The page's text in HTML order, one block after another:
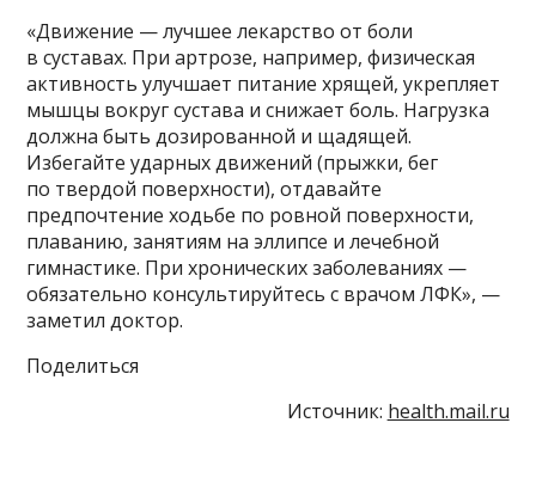
«Движение — лучшее лекарство от боли
в суставах. При артрозе, например, физическая
активность улучшает питание хрящей, укрепляет
мышцы вокруг сустава и снижает боль. Нагрузка
должна быть дозированной и щадящей.
Избегайте ударных движений (прыжки, бег
по твердой поверхности), отдавайте
предпочтение ходьбе по ровной поверхности,
плаванию, занятиям на эллипсе и лечебной
гимнастике. При хронических заболеваниях —
обязательно консультируйтесь с врачом ЛФК», —
заметил доктор.
Поделиться
Источник: health.mail.ru